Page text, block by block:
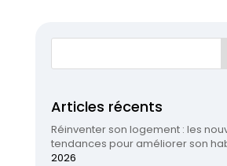
Articles récents
Réinventer son logement : les
tendances pour améliorer son
2026